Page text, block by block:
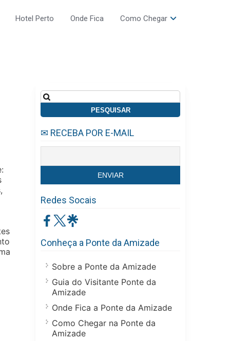
Hotel Perto Onde Fica Como Chegar
Pesquisar
por:
✉ RECEBA POR E-MAIL
Redes Socais
Conheça a Ponte da Amizade
Sobre a Ponte da Amizade
Guia do Visitante Ponte da
Amizade
Onde Fica a Ponte da Amizade
Como Chegar na Ponte da
Amizade